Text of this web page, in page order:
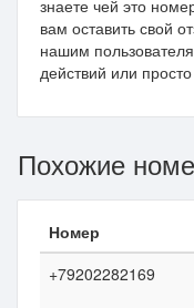
знаете чей это
вам оставить свой
нашим
действий или
Похожие
Номер
+79202282169